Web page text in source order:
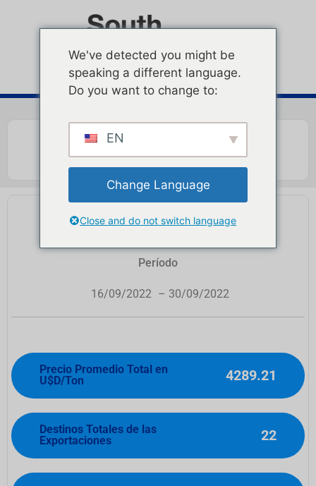
PUNTO DE PROTEÍNA
Período
16/09/2022 – 30/09/2022
Precio Promedio Total en
U$D/Ton
4289.21
Destinos Totales de las
Exportaciones
22
We've detected you might be
speaking a different language.
Do you want to change to:
EN
Change Language
Close and do not switch language